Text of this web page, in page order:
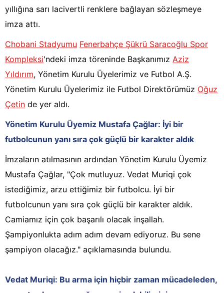
yıllığına sarı lacivertli renklere bağlayan sözleşmeye
imza attı.
Chobani Stadyumu Fenerbahçe Şükrü Saracoğlu Spor
Kompleksi'ndeki imza töreninde Başkanımız Aziz
Yıldırım, Yönetim Kurulu Üyelerimiz ve Futbol A.Ş.
Yönetim Kurulu Üyelerimiz ile Futbol Direktörümüz Oğuz
Çetin de yer aldı.
Yönetim Kurulu Üyemiz Mustafa Çağlar: İyi bir
futbolcunun yanı sıra çok güçlü bir karakter aldık
İmzaların atılmasının ardından Yönetim Kurulu Üyemiz
Mustafa Çağlar, "Çok mutluyuz. Vedat Muriqi çok
istediğimiz, arzu ettiğimiz bir futbolcu. İyi bir
futbolcunun yanı sıra çok güçlü bir karakter aldık.
Camiamız için çok başarılı olacak inşallah.
Şampiyonlukta adım adım devam ediyoruz. Bu sene
şampiyon olacağız." açıklamasında bulundu.
Vedat Muriqi: Bu arma için hiçbir zaman mücadeleden,